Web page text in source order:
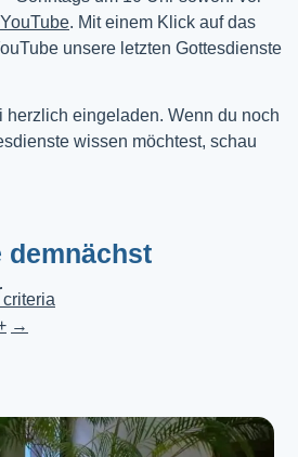
YouTube. Mit einem Klick auf das
unsere letzten Gottesdienste
eingeladen. Wenn du noch
wissen möchtest, schau
demnächst
→